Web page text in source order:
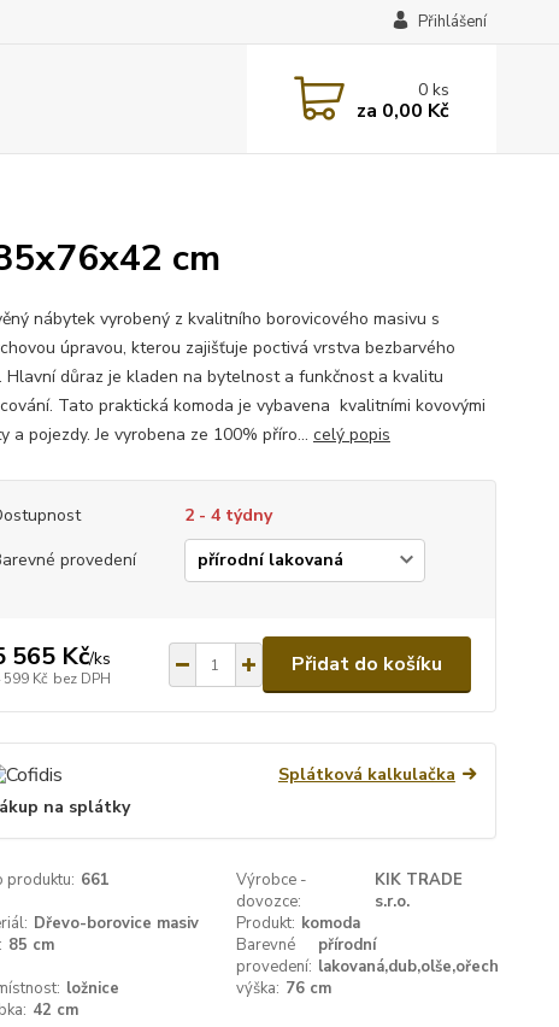
Přihlášení
0ks
za 0,00 Kč
cm
nábytek vyrobený z kvalitního borovicového masivu s
úpravou, kterou zajišťuje poctivá vrstva bezbarvého
Hlavní důraz je kladen na bytelnost a funkčnost a kvalitu
Tato praktická komoda je vybavena kvalitními kovovými
a pojezdy. Je vyrobena ze 100% příro... celý popis
2 - 4 týdny
provedení
565 Kč/ks
599 Kč bez DPH
Přidat do košíku
Splátková kalkulačka
na splátky
produktu: 661
Výrobce -
dovozce:
KIK TRADE
s.r.o.
Dřevo-borovice masiv Produkt: komoda
85 cm
Barevné
provedení:
přírodní
lakovaná,dub,olše,ořech
ložnice výška: 76 cm
42 cm